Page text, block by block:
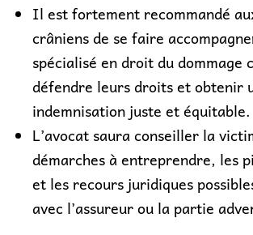
Il est fortement recommandé
crâniens de se faire
spécialisé en droit du dommage
défendre leurs droits et obtenir
indemnisation juste et équitable.
L’avocat saura conseiller la
démarches à entreprendre, les
et les recours juridiques
avec l’assureur ou la partie